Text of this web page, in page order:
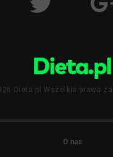
Dieta.pl Wszelkie prawa
O nas